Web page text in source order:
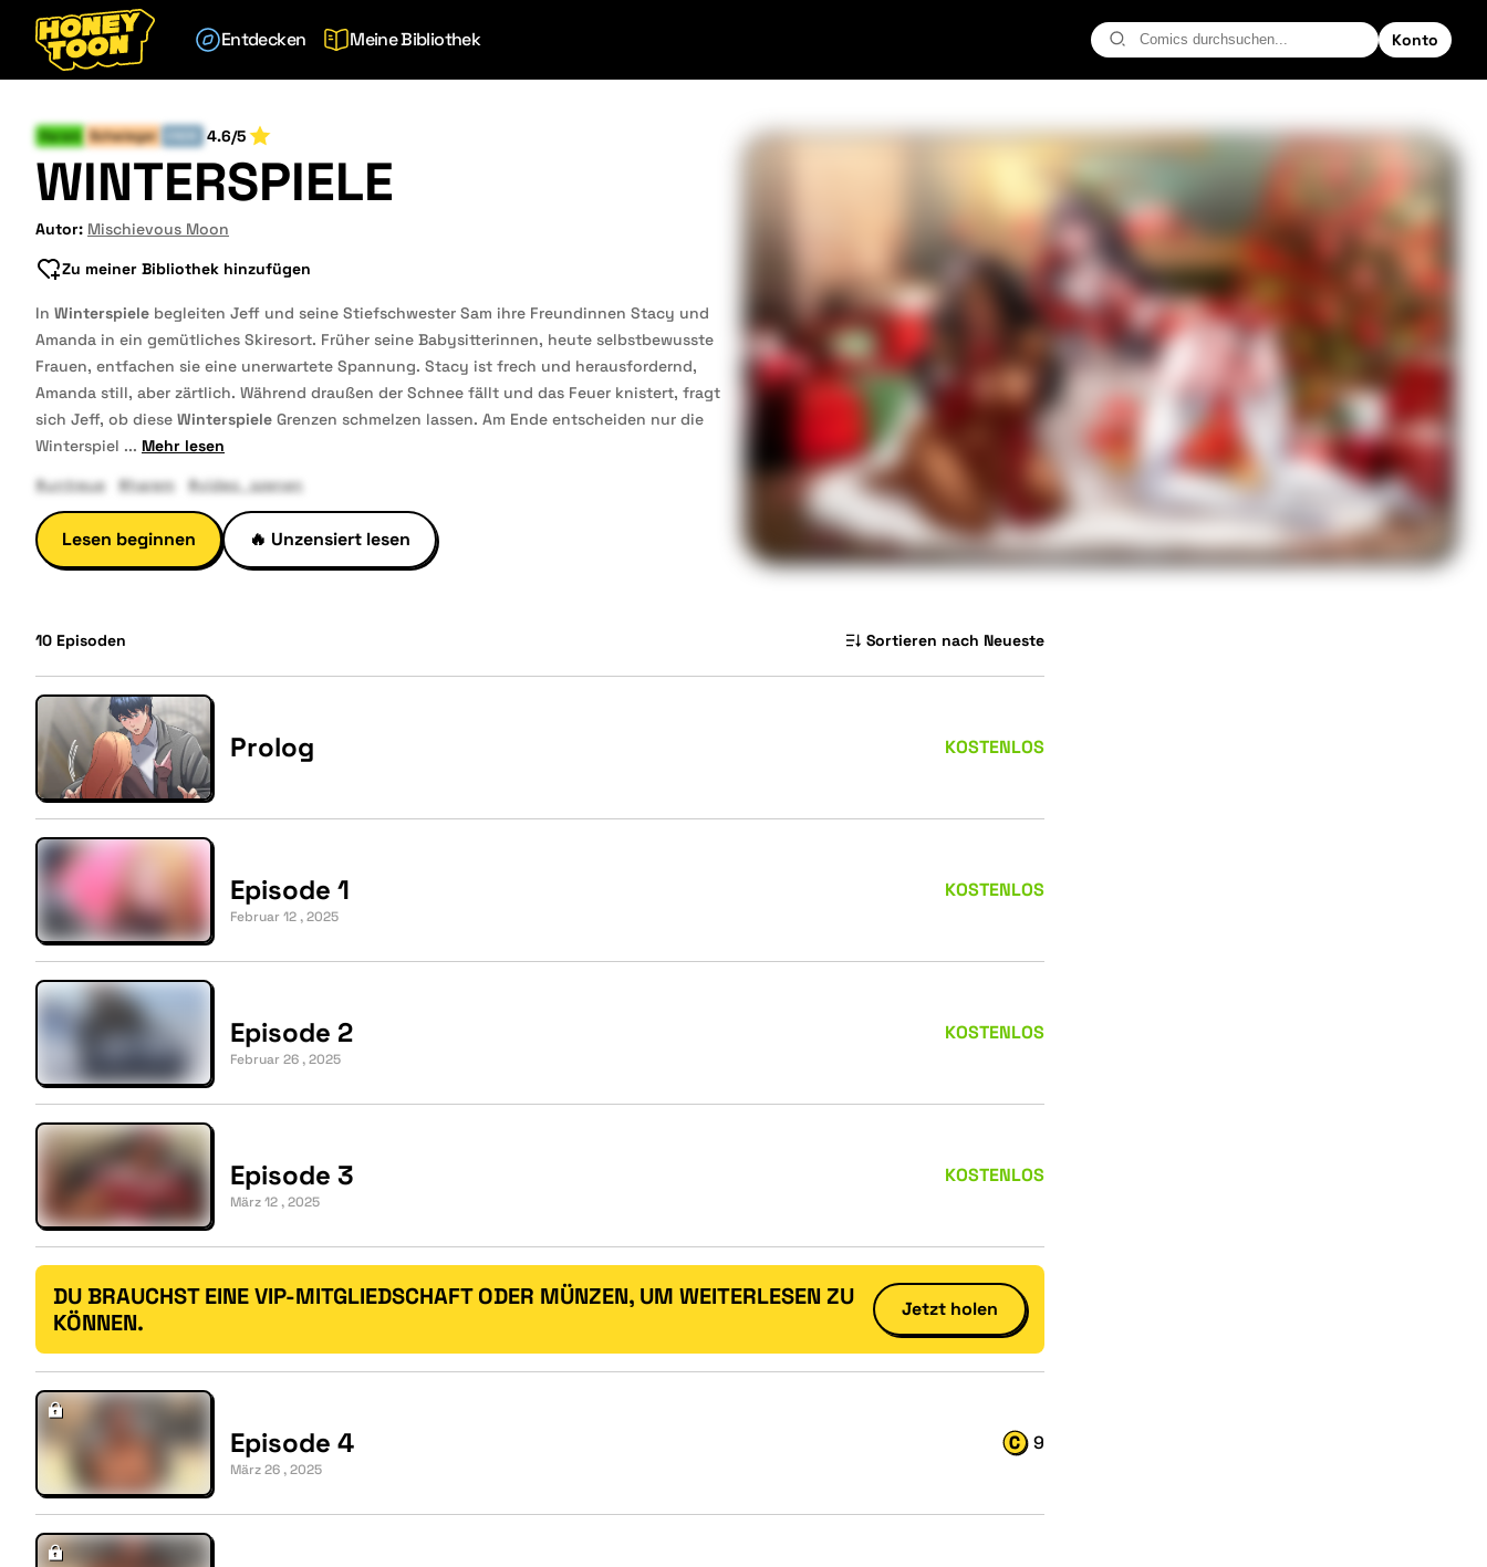
Konto
Entdecken Meine Bibliothek
Harem Schwieger 4.6/5
WINTERSPIELE
Autor: Mischievous Moon
Zu meiner Bibliothek hinzufügen
In Winterspiele begleiten Jeff und seine Stiefschwester Sam ihre Freundinnen Stacy und
Amanda in ein gemütliches Skiresort. Früher seine Babysitterinnen, heute selbstbewusste
Frauen, entfachen sie eine unerwartete Spannung. Stacy ist frech und herausfordernd,
Amanda still, aber zärtlich. Während draußen der Schnee fällt und das Feuer knistert, fragt
sich Jeff, ob diese Winterspiele Grenzen schmelzen lassen. Am Ende entscheiden nur die
Winterspiel ... Mehr lesen
#untreue
#harem #video_szenen
Lesen beginnen 🔥 Unzensiert lesen
10 Episoden Sortieren nach Neueste
Prolog KOSTENLOS
Episode 1
Februar 12 , 2025
KOSTENLOS
Episode 2
Februar 26 , 2025
KOSTENLOS
Episode 3
März 12 , 2025
KOSTENLOS
DU BRAUCHST EINE VIP-MITGLIEDSCHAFT ODER MÜNZEN, UM WEITERLESEN ZU
KÖNNEN.
Jetzt holen
Episode 4
März 26 , 2025
9